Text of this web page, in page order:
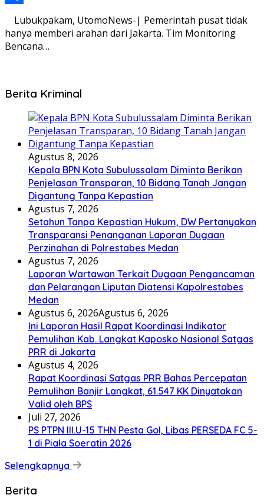
Share
Lubukpakam, UtomoNews-| Pemerintah pusat tidak
hanya memberi arahan dari Jakarta. Tim Monitoring
Bencana…
Berita Kriminal
Agustus 8, 2026
Kepala BPN Kota Subulussalam Diminta Berikan
Penjelasan Transparan, 10 Bidang Tanah Jangan
Digantung Tanpa Kepastian
Agustus 7, 2026
Setahun Tanpa Kepastian Hukum, DW Pertanyakan
Transparansi Penanganan Laporan Dugaan
Perzinahan di Polrestabes Medan
Agustus 7, 2026
Laporan Wartawan Terkait Dugaan Pengancaman
dan Pelarangan Liputan Diatensi Kapolrestabes
Medan
Agustus 6, 2026Agustus 6, 2026
Ini Laporan Hasil Rapat Koordinasi Indikator
Pemulihan Kab. Langkat Kaposko Nasional Satgas
PRR di Jakarta
Agustus 4, 2026
Rapat Koordinasi Satgas PRR Bahas Percepatan
Pemulihan Banjir Langkat, 61.547 KK Dinyatakan
Valid oleh BPS
Juli 27, 2026
PS PTPN III.U-15 THN Pesta Gol, Libas PERSEDA FC 5-
1 di Piala Soeratin 2026
Selengkapnya
Berita